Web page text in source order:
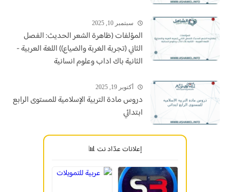
سبتمبر 10, 2025
المؤلفات (ظاهرة الشعر الحديث: الفصل
الثاني (تجربة الغربة والضياع)) اللغة العربية -
الثانية باك اداب وعلوم انسانية
أكتوبر 19, 2025
دروس مادة التربية الإسلامية للمستوى الرابع
ابتدائي
إعلانات عدّاد نت 📊